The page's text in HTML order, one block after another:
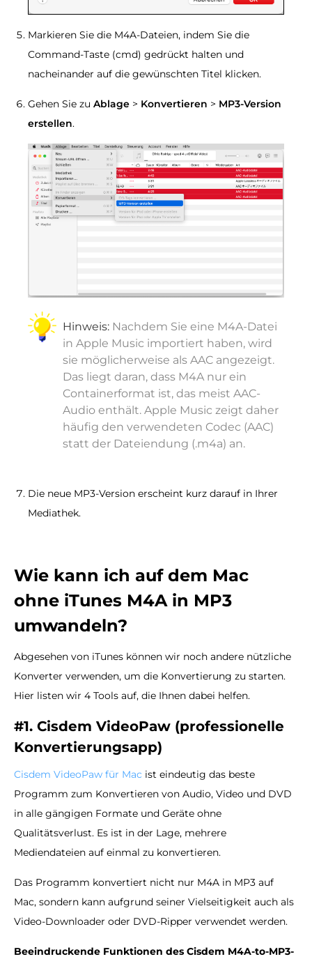
Markieren Sie die M4A-Dateien, indem Sie die
Command-Taste (cmd) gedrückt halten und
nacheinander auf die gewünschten Titel klicken.
Gehen Sie zu Ablage > Konvertieren > MP3-Version
erstellen.
Hinweis: Nachdem Sie eine M4A-Datei
in Apple Music importiert haben, wird
sie möglicherweise als AAC angezeigt.
Das liegt daran, dass M4A nur ein
Containerformat ist, das meist AAC-
Audio enthält. Apple Music zeigt daher
häufig den verwendeten Codec (AAC)
statt der Dateiendung (.m4a) an.
Die neue MP3-Version erscheint kurz darauf in Ihrer
Mediathek.
Wie kann ich auf dem Mac
ohne iTunes M4A in MP3
umwandeln?
Abgesehen von iTunes können wir noch andere nützliche
Konverter verwenden, um die Konvertierung zu starten.
Hier listen wir 4 Tools auf, die Ihnen dabei helfen.
#1. Cisdem VideoPaw (professionelle
Konvertierungsapp)
Cisdem VideoPaw für Mac ist eindeutig das beste
Programm zum Konvertieren von Audio, Video und DVD
in alle gängigen Formate und Geräte ohne
Qualitätsverlust. Es ist in der Lage, mehrere
Mediendateien auf einmal zu konvertieren.
Das Programm konvertiert nicht nur M4A in MP3 auf
Mac, sondern kann aufgrund seiner Vielseitigkeit auch als
Video-Downloader oder DVD-Ripper verwendet werden.
Beeindruckende Funktionen des Cisdem M4A-to-MP3-